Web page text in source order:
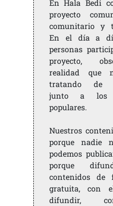
En Hala Bedi
proyecto
comunitario y
En el día a
personas
proyecto,
realidad que
tratando de
junto a los
populares.
Nuestros
porque nadie
podemos
porque
contenidos
gratuita, con
difundir,